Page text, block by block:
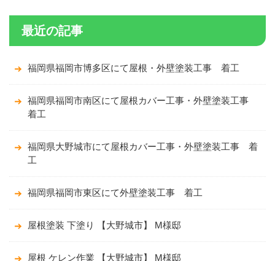
最近の記事
福岡県福岡市博多区にて屋根・外壁塗装工事 着工
福岡県福岡市南区にて屋根カバー工事・外壁塗装工事
着工
福岡県大野城市にて屋根カバー工事・外壁塗装工事 着
工
福岡県福岡市東区にて外壁塗装工事 着工
屋根塗装 下塗り 【大野城市】 M様邸
屋根 ケレン作業 【大野城市】 M様邸